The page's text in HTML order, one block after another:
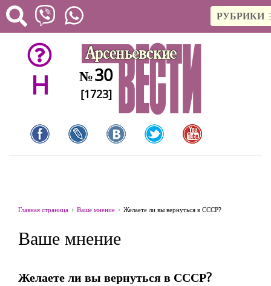
РУБРИКИ
H №30
[1723]
Главная страница Ваше мнение Желаете ли вы вернуться в СССР?
Ваше мнение
Желаете ли вы вернуться в СССР?